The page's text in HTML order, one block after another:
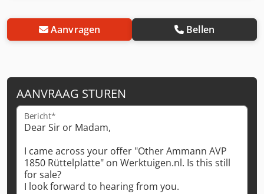
Aanvragen Bellen
AANVRAAG STUREN
Bericht*